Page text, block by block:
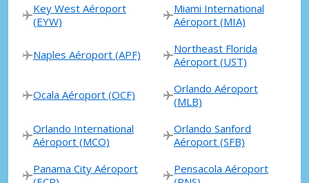
Key West Aéroport
(EYW)
Miami International
Aéroport (MIA)
Naples Aéroport (APF)
Northeast Florida
Aéroport (UST)
Ocala Aéroport (OCF)
Orlando Aéroport
(MLB)
Orlando International
Aéroport (MCO)
Orlando Sanford
Aéroport (SFB)
Panama City Aéroport
Pensacola Aéroport